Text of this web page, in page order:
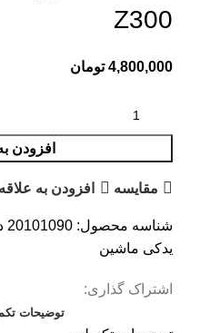
Z300
4,800,000 تومان
افزودن
مقایسه افزودن به
شناسه محصول: 20101090
یدکی ماشین
اشتراک گذاری:
توضیحات